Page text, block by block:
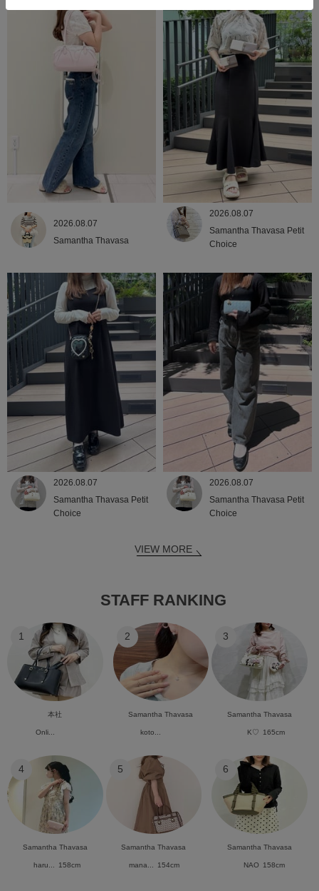
2026.08.07
Samantha Thavasa
2026.08.07
Samantha Thavasa Petit
Choice
2026.08.07
Samantha Thavasa Petit
Choice
2026.08.07
Samantha Thavasa Petit
Choice
VIEW MORE
STAFF RANKING
1
本社
Onli...
2
Samantha Thavasa
koto...
3
Samantha Thavasa
K♡ 165cm
4
Samantha Thavasa
haru... 158cm
5
Samantha Thavasa
mana... 154cm
6
Samantha Thavasa
NAO 158cm